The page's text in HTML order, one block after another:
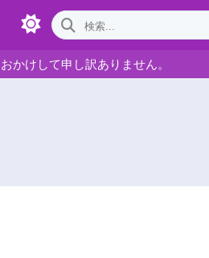
かけして申し訳ありません。